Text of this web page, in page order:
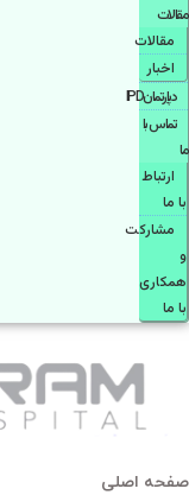
مقالات
مقالات
اخبار
دپارتمانIPD
تماس با
ما
ارتباط
با ما
مشاركت
و
همكاری
با ما
صفحه اصلی